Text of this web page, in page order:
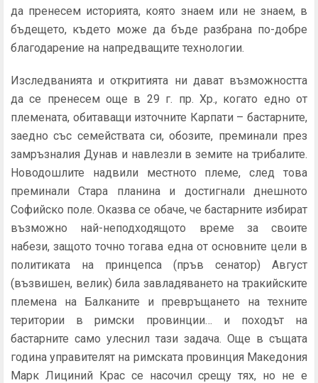
да пренесем историята, която знаем или не знаем, в
бъдещето, където може да бъде разбрана по-добре
благодарение на напредващите технологии.
Изследванията и откритията ни дават възможността
да се пренесем още в 29 г. пр. Хр., когато едно от
племената, обитаващи източните Карпати – бастарните,
заедно със семействата си, обозите, преминали през
замръзналия Дунав и навлезли в земите на трибалите.
Новодошлите надвили местното племе, след това
преминали Стара планина и достигнали днешното
Софийско поле. Оказва се обаче, че бастарните избират
възможно най-неподходящото време за своите
набези, защото точно тогава една от основните цели в
политиката на принцепса (пръв сенатор) Август
(възвишен, велик) била завладяването на тракийските
племена на Балканите и превръщането на техните
територии в римски провинции… и походът на
бастарните само улеснил тази задача. Още в същата
година управителят на римската провинция Македония
Марк Лициний Крас се насочил срещу тях, но не е